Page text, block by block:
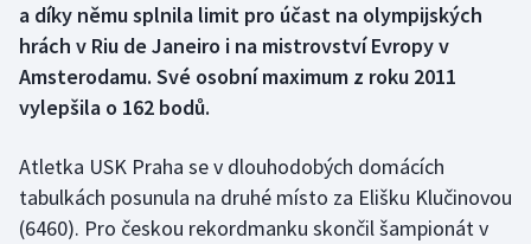
Dostihy
Florbal
Golf
a díky němu splnila limit pro účast na olympijských
hrách v Riu de Janeiro i na mistrovství Evropy v
Amsterodamu. Své osobní maximum z roku 2011
vylepšila o 162 bodů.
Atletka USK Praha se v dlouhodobých domácích
tabulkách posunula na druhé místo za Elišku Klučinovou
(6460). Pro českou rekordmanku skončil šampionát v